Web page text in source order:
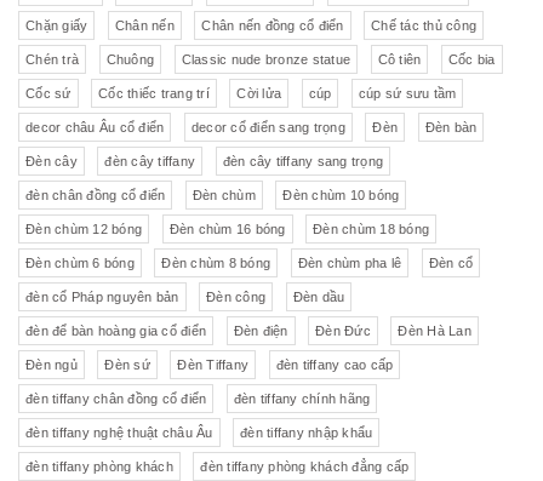
Chặn giấy Chân nến Chân nến đồng cổ điển Chế tác thủ công
Chén trà Chuông Classic nude bronze statue Cô tiên Cốc bia
Cốc sứ Cốc thiếc trang trí Cời lửa cúp cúp sứ sưu tầm
decor châu Âu cổ điển decor cổ điển sang trọng Đèn Đèn bàn
Đèn cây đèn cây tiffany đèn cây tiffany sang trọng
đèn chân đồng cổ điển Đèn chùm Đèn chùm 10 bóng
Đèn chùm 12 bóng Đèn chùm 16 bóng Đèn chùm 18 bóng
Đèn chùm 6 bóng Đèn chùm 8 bóng Đèn chùm pha lê Đèn cổ
đèn cổ Pháp nguyên bản Đèn công Đèn dầu
đèn để bàn hoàng gia cổ điển Đèn điện Đèn Đức Đèn Hà Lan
Đèn ngủ Đèn sứ Đèn Tiffany đèn tiffany cao cấp
đèn tiffany chân đồng cổ điển đèn tiffany chính hãng
đèn tiffany nghệ thuật châu Âu đèn tiffany nhập khẩu
đèn tiffany phòng khách đèn tiffany phòng khách đẳng cấp